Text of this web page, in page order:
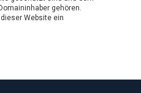
gehören.
Website ein